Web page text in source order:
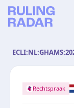
Rechtspraak